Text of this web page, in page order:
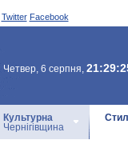
Twitter Facebook
Четвер, 6 серпня,
Культурна
Чернігівщина